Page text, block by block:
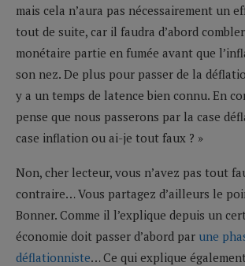
mais cela n’aura pas nécessairement un
tout de suite, car il faudra d’abord
monétaire partie en fumée avant que
son nez. De plus pour passer de la
y a un temps de latence bien connu. En
pense que nous passerons par la case
case inflation ou ai-je tout faux ? »
Non, cher lecteur, vous n’avez pas tout
contraire… Vous partagez d’ailleurs le
Bonner. Comme il l’explique depuis un
économie doit passer d’abord par une
déflationniste… Ce qui explique